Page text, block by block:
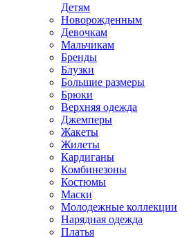
Детям
Новорожденным
Девочкам
Мальчикам
Бренды
Блузки
Большие размеры
Брюки
Верхняя одежда
Джемперы
Жакеты
Жилеты
Кардиганы
Комбинезоны
Костюмы
Маски
Молодежные коллекции
Нарядная одежда
Платья